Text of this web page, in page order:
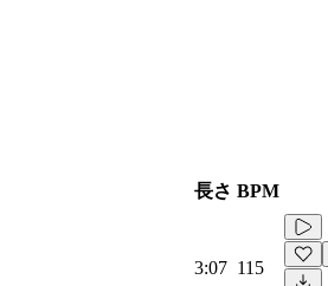
長さ BPM
3:07 115